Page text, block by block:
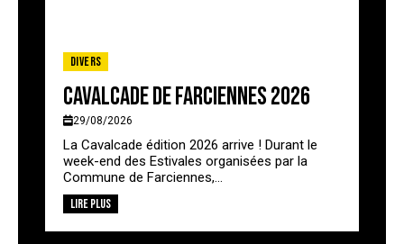
Divers
Cavalcade de Farciennes 2026
29/08/2026
La Cavalcade édition 2026 arrive ! Durant le
week-end des Estivales organisées par la
Commune de Farciennes,...
Lire plus